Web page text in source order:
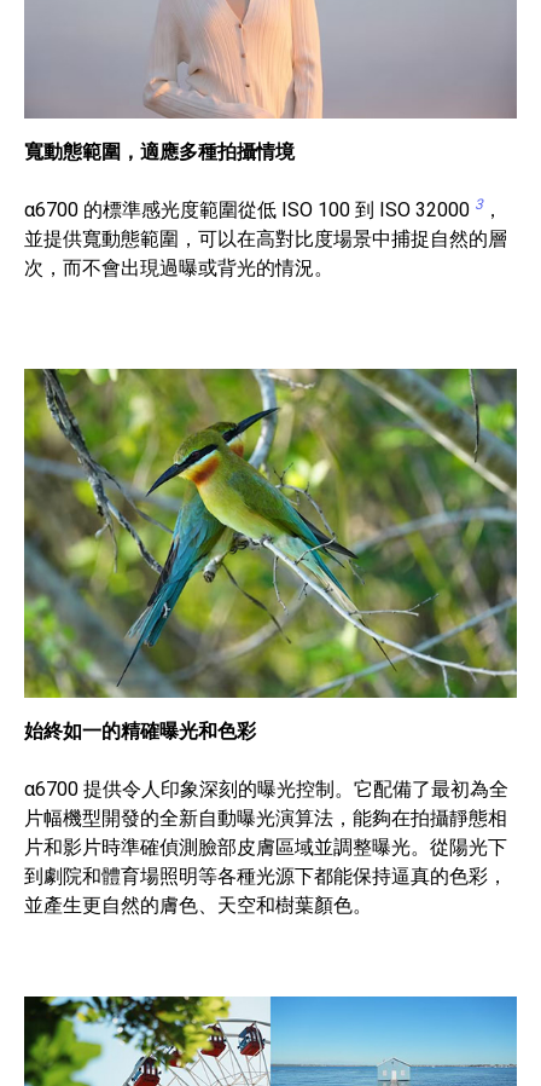
寬動態範圍，適應多種拍攝情境
α6700 的標準感光度範圍從低 ISO 100 到 ISO 32000 3，
並提供寬動態範圍，可以在高對比度場景中捕捉自然的層
次，而不會出現過曝或背光的情況。
始終如一的精確曝光和色彩
α6700 提供令人印象深刻的曝光控制。它配備了最初為全
片幅機型開發的全新自動曝光演算法，能夠在拍攝靜態相
片和影片時準確偵測臉部皮膚區域並調整曝光。從陽光下
到劇院和體育場照明等各種光源下都能保持逼真的色彩，
並產生更自然的膚色、天空和樹葉顏色。